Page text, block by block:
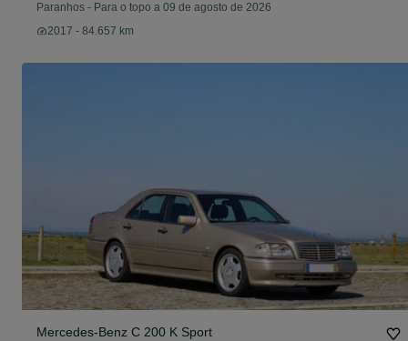
Paranhos - Para o topo a 09 de agosto de 2026
2017 - 84.657 km
Mercedes-Benz C 200 K Sport